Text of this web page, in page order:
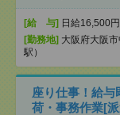
[給 与] 日給16,500
[勤務地] 大阪府大阪
駅）
座り仕事！給与
荷・事務作業[